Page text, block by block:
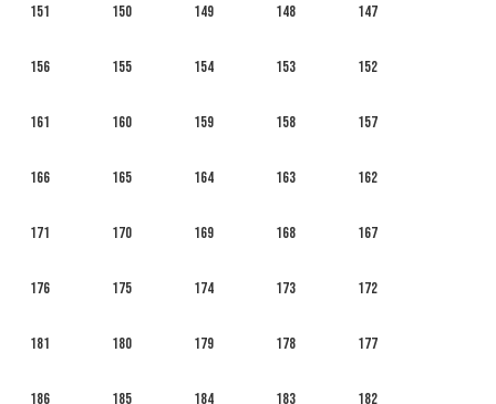
147
148
149
150
151
152
153
154
155
156
157
158
159
160
161
162
163
164
165
166
167
168
169
170
171
172
173
174
175
176
177
178
179
180
181
182
183
184
185
186